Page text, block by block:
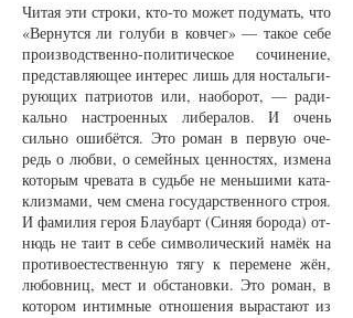
Чи­тая эти стро­ки, кто-то мо­жет по­ду­мать, что
«Вер­нут­ся ли го­лу­би в ков­чег» — та­кое се­бе
про­из­водст­вен­но-по­ли­ти­чес­кое со­чи­не­ние,
пред­став­ля­ю­щее ин­те­рес лишь для нос­таль­ги­
ру­ю­щих пат­ри­о­тов или, на­обо­рот, — ра­ди­
каль­но на­стро­ен­ных ли­бе­ра­лов. И очень
силь­но оши­бёт­ся. Это ро­ман в пер­вую оче­
редь о люб­ви, о се­мей­ных цен­нос­тях, из­ме­на
ко­то­рым чре­ва­та в судь­бе не мень­ши­ми ка­та­
клиз­ма­ми, чем сме­на го­су­дар­ст­вен­но­го строя.
И фа­ми­лия ге­роя Бла­у­барт (Си­няя бо­ро­да) от­
нюдь не та­ит в се­бе сим­во­ли­чес­кий на­мёк на
про­ти­во­ес­тест­вен­ную тя­гу к пе­ре­ме­не жён,
лю­бов­ниц, мест и об­ста­нов­ки. Это ро­ман, в
ко­то­ром ин­тим­ные от­но­ше­ния вы­рас­та­ют из